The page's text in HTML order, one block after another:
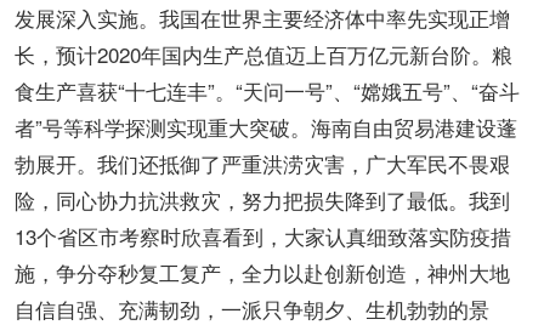
发展深入实施。我国在世界主要经济体中率先实现正增
长，预计2020年国内生产总值迈上百万亿元新台阶。粮
食生产喜获“十七连丰”。“天问一号”、“嫦娥五号”、“奋斗
者”号等科学探测实现重大突破。海南自由贸易港建设蓬
勃展开。我们还抵御了严重洪涝灾害，广大军民不畏艰
险，同心协力抗洪救灾，努力把损失降到了最低。我到
13个省区市考察时欣喜看到，大家认真细致落实防疫措
施，争分夺秒复工复产，全力以赴创新创造，神州大地
自信自强、充满韧劲，一派只争朝夕、生机勃勃的景